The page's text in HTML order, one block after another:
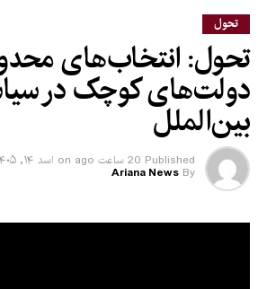
تحول
تحول: انتخاب‌های
دولت‌های کوچک در
بین‌الملل
Published 20 ساعت ago on اسد ۱۴, ۱۴۰۵
By
Ariana News